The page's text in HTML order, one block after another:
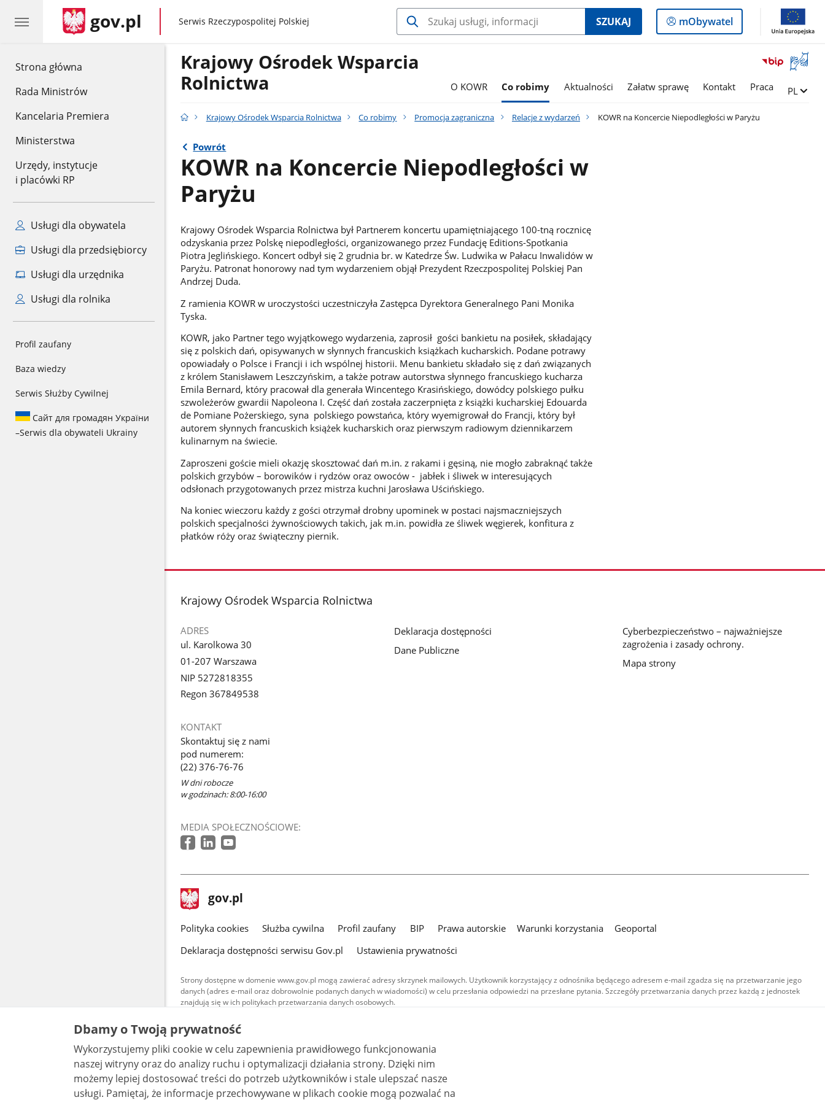
Strona główna
Rada Ministrów
Kancelaria Premiera
Ministerstwa
Urzędy, instytucje
i placówki RP
Usługi dla obywatela
Usługi dla przedsiębiorcy
Usługi dla urzędnika
Usługi dla rolnika
Profil zaufany
Baza wiedzy
Serwis Służby Cywilnej
Сайт для громадян України
–Serwis dla obywateli Ukrainy
gov.pl gov.pl
Serwis Rzeczypospolitej Polskiej SZUKAJ
Logowanie
do
mObywatel
Otwórz
okno
Krajowy Ośrodek Wsparcia
Rolnictwa
O KOWR Co robimy Aktualności Załatw sprawę Kontakt Praca Zmień
PL
Krajowy Ośrodek Wsparcia Rolnictwa Co robimy Promocja zagraniczna Relacje z wydarzeń KOWR na Koncercie Niepodległości w Paryżu
Powrót
KOWR na Koncercie Niepodległości w
Paryżu
Krajowy Ośrodek Wsparcia Rolnictwa był Partnerem koncertu upamiętniającego 100-tną rocznicę
odzyskania przez Polskę niepodległości, organizowanego przez Fundację Editions-Spotkania
Piotra Jeglińskiego. Koncert odbył się 2 grudnia br. w Katedrze Św. Ludwika w Pałacu Inwalidów w
Paryżu. Patronat honorowy nad tym wydarzeniem objął Prezydent Rzeczpospolitej Polskiej Pan
Andrzej Duda.
Z ramienia KOWR w uroczystości uczestniczyła Zastępca Dyrektora Generalnego Pani Monika
Tyska.
KOWR, jako Partner tego wyjątkowego wydarzenia, zaprosił gości bankietu na posiłek, składający
się z polskich dań, opisywanych w słynnych francuskich książkach kucharskich. Podane potrawy
opowiadały o Polsce i Francji i ich wspólnej historii. Menu bankietu składało się z dań związanych
z królem Stanisławem Leszczyńskim, a także potraw autorstwa słynnego francuskiego kucharza
Emila Bernard, który pracował dla generała Wincentego Krasińskiego, dowódcy polskiego pułku
szwoleżerów gwardii Napoleona I. Część dań została zaczerpnięta z książki kucharskiej Edouarda
de Pomiane Pożerskiego, syna polskiego powstańca, który wyemigrował do Francji, który był
autorem słynnych francuskich książek kucharskich oraz pierwszym radiowym dziennikarzem
kulinarnym na świecie.
Zaproszeni goście mieli okazję skosztować dań m.in. z rakami i gęsiną, nie mogło zabraknąć także
polskich grzybów – borowików i rydzów oraz owoców - jabłek i śliwek w interesujących
odsłonach przygotowanych przez mistrza kuchni Jarosława Uścińskiego.
Na koniec wieczoru każdy z gości otrzymał drobny upominek w postaci najsmaczniejszych
polskich specjalności żywnościowych takich, jak m.in. powidła ze śliwek węgierek, konfitura z
płatków róży oraz świąteczny piernik.
stopka
Krajowy Ośrodek Wsparcia Rolnictwa
ADRES
ul. Karolkowa 30
01-207 Warszawa
NIP 5272818355
Regon 367849538
KONTAKT
Skontaktuj się z nami
pod numerem:
(22) 376-76-76
W dni robocze
w godzinach: 8:00-16:00
MEDIA SPOŁECZNOŚCIOWE:
Deklaracja dostępności
Dane Publiczne
Cyberbezpieczeństwo – najważniejsze
zagrożenia i zasady ochrony.
Mapa strony
stopka
gov.pl Strona
gov.pl
gov.pl
Polityka cookies Służba cywilna Profil zaufany BIP Prawa autorskie Warunki korzystania
Geoportal
Deklaracja dostępności serwisu Gov.pl
Ustawienia prywatności
Strony dostępne w domenie www.gov.pl mogą zawierać adresy skrzynek mailowych. Użytkownik korzystający z odnośnika będącego adresem e-mail zgadza się na przetwarzanie jego
danych (adres e-mail oraz dobrowolnie podanych danych w wiadomości) w celu przesłania odpowiedzi na przesłane pytania. Szczegóły przetwarzania danych przez każdą z jednostek
znajdują się w ich politykach przetwarzania danych osobowych.
Treści tekstowe publikowane w serwisie (z wyłączeniem treści audiowizualnych), są
udostępniane na licencji typu Creative Commons: uznanie autorstwa - na tych samych
warunkach 4.0 (CC BY-SA 4.0). Materiały audiowizualne, w tym zdjęcia, materiały audio i wideo,
są udostępniane na licencji typu Creative Commons: uznanie autorstwa użycie niekomercyjne -
bez utworów zależnych 4.0 (CC BY-NC-ND 4.0), o ile nie jest to stwierdzone inaczej.
Dbamy o Twoją prywatność
Wykorzystujemy pliki cookie w celu zapewnienia prawidłowego funkcjonowania
naszej witryny oraz do analizy ruchu i optymalizacji działania strony. Dzięki nim
możemy lepiej dostosować treści do potrzeb użytkowników i stale ulepszać nasze
usługi. Pamiętaj, że informacje przechowywane w plikach cookie mogą pozwalać na